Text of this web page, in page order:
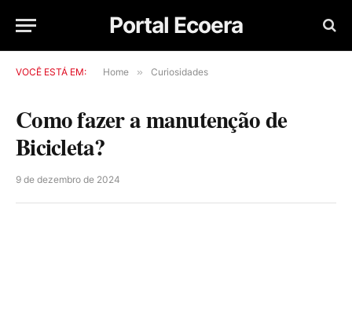
Portal Ecoera
VOCÊ ESTÁ EM: Home » Curiosidades
Como fazer a manutenção de
Bicicleta?
9 de dezembro de 2024